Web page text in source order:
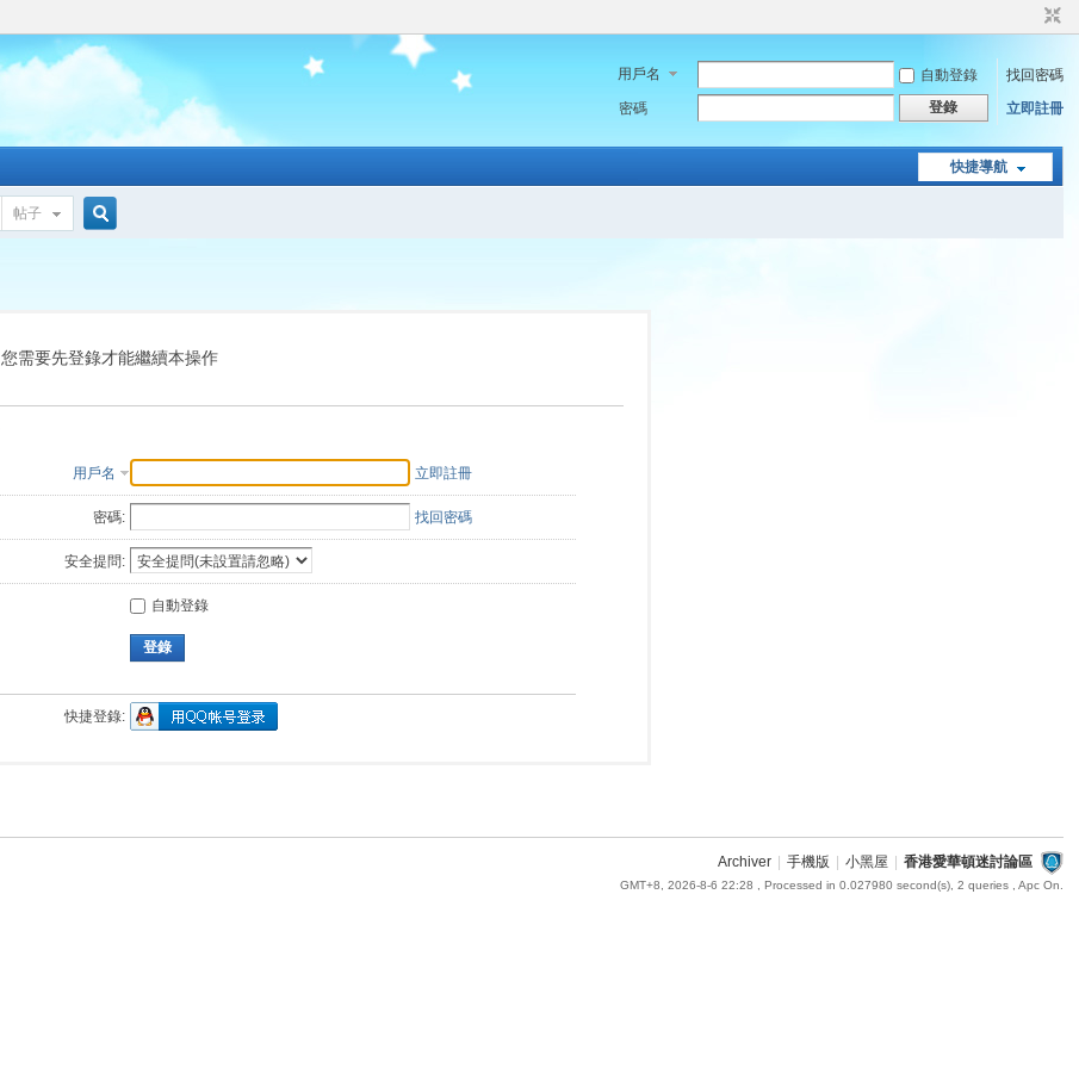
用戶名 自動登錄
找回密碼
密碼
登錄 立即註冊
快捷導航
帖子
索
您需要先登錄才能繼續本操作
用戶名 立即註冊
密碼: 找回密碼
安全提問:
自動登錄
登錄
快捷登錄:
Archiver 手機版 小黑屋 香港愛華頓迷討論區
GMT+8, 2026-8-6 22:28 , Processed in 0.027980 second(s), 2 queries , Apc On.